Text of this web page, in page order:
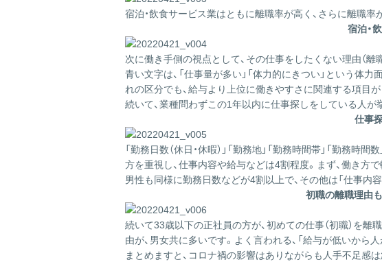
宿泊・飲食サービス業はともに離職率が高く、さらに離職
宿泊・
次に働き手側の視点として、その仕事をしたくない理由（離
青い文字は、「仕事量が多い」「体力的にきつい」という体
れの区分でも、給与より上位に働きやすさに関連する項目が
続いて、業種問わずこの1年以内に仕事探しをしている人が
仕事
「勤務日数（休日・休暇）」「勤務地」「勤務時間帯」「勤務
方を重視し、仕事内容や給与などは4割程度。まず、働き方
男性も同様に勤務日数などが4割以上で、その他は「仕事内
初職の離職理由
続いて33歳以下の正社員の方が、初めての仕事（初職）を離
由が、男女共に多いです。よく言われる、「給与が低いから
まとめますと、コロナ禍の影響はありながらも人手不足感